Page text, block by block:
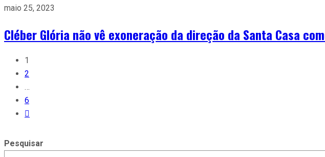
maio 25, 2023
Cléber Glória não vê exoneração da direção da Santa Casa
1
2
…
6
Pesquisar